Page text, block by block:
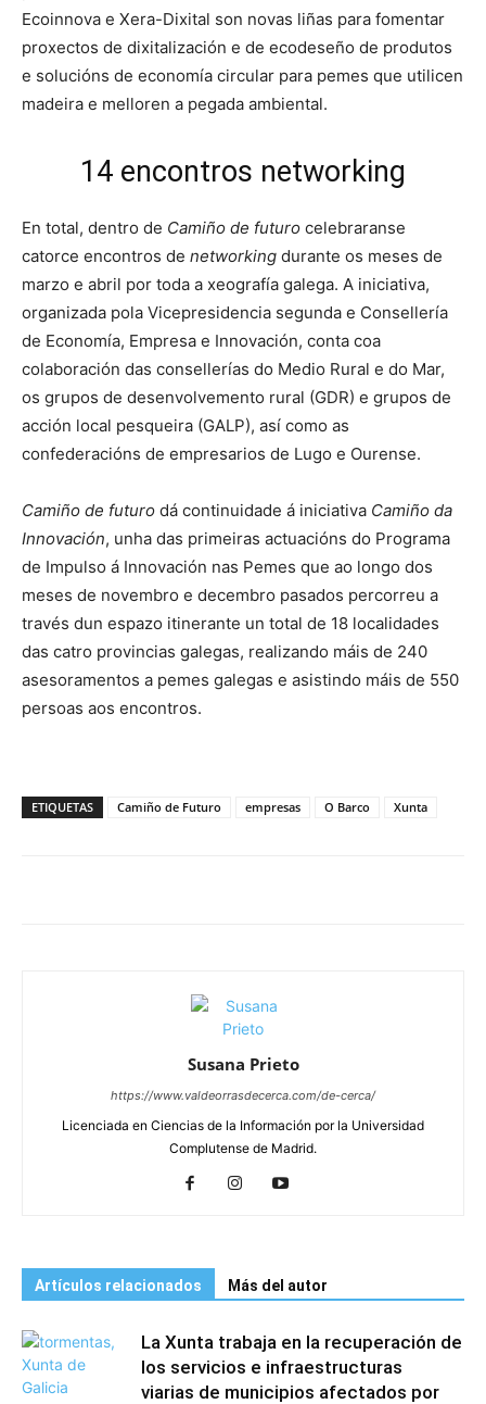
Ecoinnova e Xera-Dixital son novas liñas para fomentar
proxectos de dixitalización e de ecodeseño de produtos
e solucións de economía circular para pemes que utilicen
madeira e melloren a pegada ambiental.
14 encontros networking
En total, dentro de Camiño de futuro celebraranse
catorce encontros de networking durante os meses de
marzo e abril por toda a xeografía galega. A iniciativa,
organizada pola Vicepresidencia segunda e Consellería
de Economía, Empresa e Innovación, conta coa
colaboración das consellerías do Medio Rural e do Mar,
os grupos de desenvolvemento rural (GDR) e grupos de
acción local pesqueira (GALP), así como as
confederacións de empresarios de Lugo e Ourense.
Camiño de futuro dá continuidade á iniciativa Camiño da
Innovación, unha das primeiras actuacións do Programa
de Impulso á Innovación nas Pemes que ao longo dos
meses de novembro e decembro pasados percorreu a
través dun espazo itinerante un total de 18 localidades
das catro provincias galegas, realizando máis de 240
asesoramentos a pemes galegas e asistindo máis de 550
persoas aos encontros.
ETIQUETAS Camiño de Futuro empresas O Barco Xunta
Susana Prieto
https://www.valdeorrasdecerca.com/de-cerca/
Licenciada en Ciencias de la Información por la Universidad
Complutense de Madrid.
Artículos relacionados Más del autor
La Xunta trabaja en la recuperación de
los servicios e infraestructuras
viarias de municipios afectados por